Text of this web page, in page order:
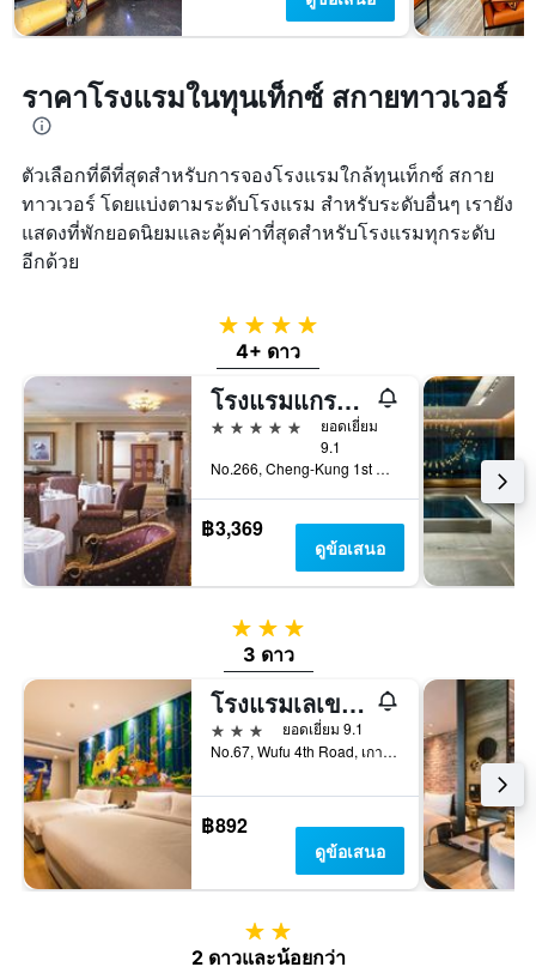
ราคาโรงแรมในทุนเท็กซ์ สกายทาวเวอร์
ตัวเลือกที่ดีที่สุดสำหรับการจองโรงแรมใกล้ทุนเท็กซ์ สกาย
ทาวเวอร์ โดยแบ่งตามระดับโรงแรม สำหรับระดับอื่นๆ เรายัง
แสดงที่พักยอดนิยมและคุ้มค่าที่สุดสำหรับโรงแรมทุกระดับ
อีกด้วย
4 ดาว
4+ ดาว
โรงแรมแกรนด์ไฮไล
5 ดาว
ยอดเยี่ยม
9.1
No.266, Cheng-Kung 1st Rd., เกาสง, ไต้หวัน
฿3,369
ดูข้อเสนอ
3 ดาว
3 ดาว
โรงแรมเลเขนด์ เพียร์ 2
3 ดาว
ยอดเยี่ยม 9.1
No.67, Wufu 4th Road, เกาสง, ไต้หวัน
฿892
ดูข้อเสนอ
2 ดาว
2 ดาวและน้อยกว่า